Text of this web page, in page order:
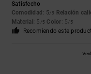
Satisfecho
Comodidad : 5/5 Relación
Material : 5 /5 Color: 5/5
Recomiendo este